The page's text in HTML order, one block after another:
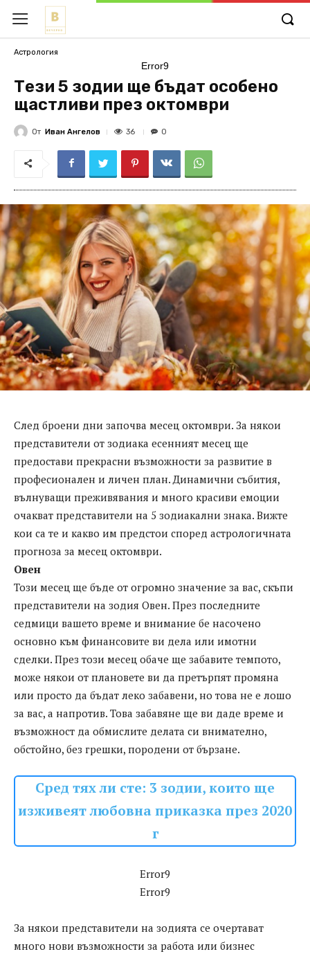
Астрология
Error9
Тези 5 зодии ще бъдат особено
щастливи през октомври
От Иван Ангелов 36 0
След броени дни започва месец октомври. За някои
представители от зодиака есенният месец ще
предостави прекрасни възможности за развитие в
професионален и личен план. Динамични събития,
вълнуващи преживявания и много красиви емоции
очакват представители на 5 зодиакални знака. Вижте
кои са те и какво им предстои според астрологичната
прогноза за месец октомври.
Овен
Този месец ще бъде от огромно значение за вас, скъпи
представители на зодия Овен. През последните
седмици вашето време и внимание бе насочено
основно към финансовите ви дела или имотни
сделки. През този месец обаче ще забавите темпото,
може някои от плановете ви да претърпят промяна
или просто да бъдат леко забавени, но това не е лошо
за вас, а напротив. Това забавяне ще ви даде време и
възможност да обмислите делата си внимателно,
обстойно, без грешки, породени от бързане.
Сред тях ли сте: 3 зодии, които ще
изживеят любовна приказка през 2020
г
Error9
Error9
За някои представители на зодията се очертават
много нови възможности за работа или бизнес